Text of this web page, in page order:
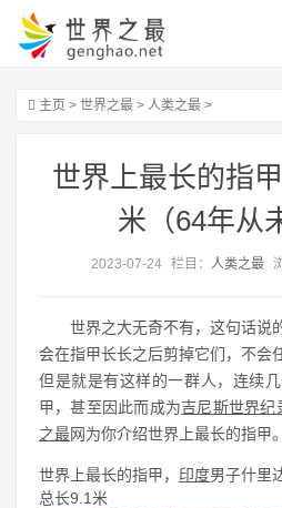
主页 > 世界之最 > 人类之最 >
世界上最长的指
米（64年从
2023-07-24 栏目： 人类之最
世界之大无奇不有，这句话说
会在指甲长长之后剪掉它们，不会
但是就是有这样的一群人，连续
甲，甚至因此而成为吉尼斯世界纪
之最网为你介绍世界上最长的指甲。
世界上最长的指甲， 印度男子什
总长9.1米